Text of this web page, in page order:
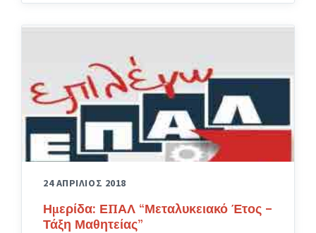
24 ΑΠΡΙΛΙΟΣ 2018
Ημερίδα: ΕΠΑΛ “Μεταλυκειακό Έτος –
Τάξη Μαθητείας”